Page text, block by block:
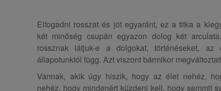
Elfogadni rosszat és jót egyaránt, ez a titka a
két minőség csupán egyazon dolog két
rossznak látjuk-e a dolgokat, történéseket,
állapotunktól függ. Azt viszont bármikor
Vannak, akik úgy hiszik, hogy az élet nehéz,
nehéz, hogy mindenért küzdeni kell, hogy semmit